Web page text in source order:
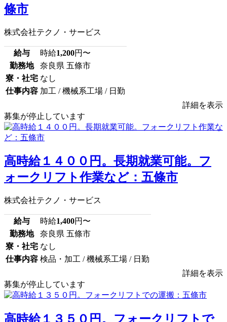
條市
株式会社テクノ・サービス
給与 時給1,200円〜
勤務地
奈良県 五條市
寮・社宅 なし
仕事内容 加工 / 機械系工場 / 日勤
詳細を表示
募集が停止しています
高時給１４００円。長期就業可能。フ
ォークリフト作業など：五條市
株式会社テクノ・サービス
給与 時給1,400円〜
勤務地
奈良県 五條市
寮・社宅 なし
仕事内容 検品・加工 / 機械系工場 / 日勤
詳細を表示
募集が停止しています
高時給１３５０円。フォークリフトで